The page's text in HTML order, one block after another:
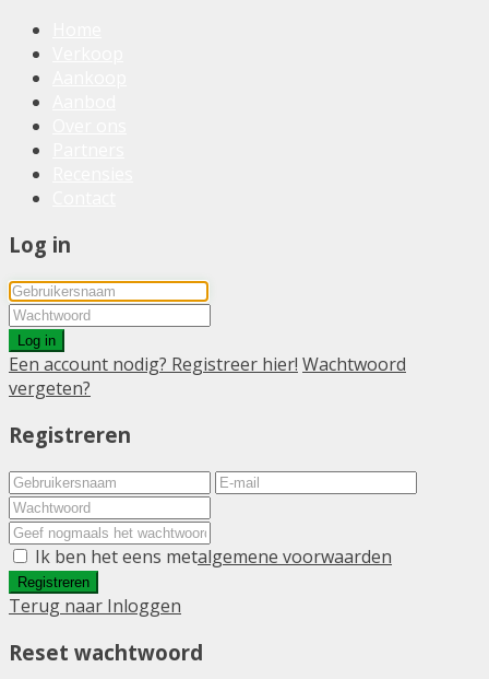
Log in
Log in
Een account nodig? Registreer hier! Wachtwoord
vergeten?
Registreren
Ik ben het eens metalgemene voorwaarden
Registreren
Terug naar Inloggen
Reset wachtwoord